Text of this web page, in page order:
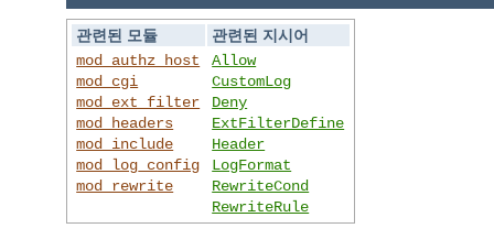
관련된 모듈
관련된 지시어
mod_authz_host
mod_cgi
mod_ext_filter
mod_headers
mod_include
mod_log_config
mod_rewrite
Allow
CustomLog
Deny
ExtFilterDefine
Header
LogFormat
RewriteCond
RewriteRule